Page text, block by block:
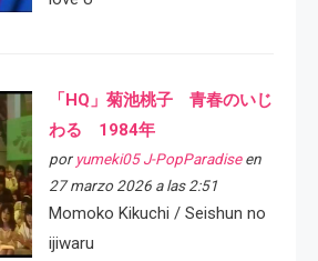
「HQ」菊池桃子 青春のいじ
わる 1984年
por yumeki05 J-PopParadiseen
27 marzo 2026 a las 2:51
Momoko Kikuchi / Seishun no
ijiwaru